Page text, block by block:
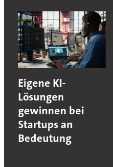
Eigene KI-
Lösungen
gewinnen bei
Startups an
Bedeutung